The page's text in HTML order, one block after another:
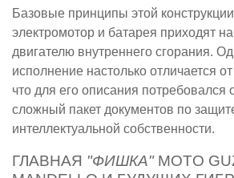
Базовые принципы этой
электромотор и батарея приходят
двигателю внутреннего сгорания.
исполнение настолько отличается
что для его описания
сложный пакет документов по
интеллектуальной собственности.
ГЛАВНАЯ "ФИШКА"MOTO